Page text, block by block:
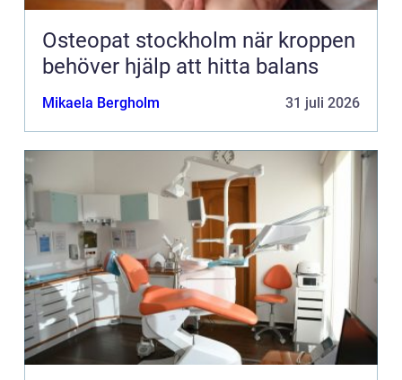
Osteopat stockholm när kroppen
behöver hjälp att hitta balans
Mikaela Bergholm 31 juli 2026